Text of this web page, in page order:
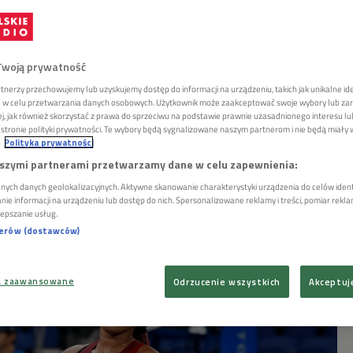
dołączyła do Świątek.
Japonki w trzeciej
rankingu tenisistek i wielka nadzieja gospodarzy
w trzeciej rundze turnieju olimpijskiego w Tokio.
Marketą Vondrousovą 1:6, 4:6.
prywatność
przechowujemy lub uzyskujemy dostęp do informacji na urządzeniu, takich jak unikalne
celu przetwarzania danych osobowych. Użytkownik może zaakceptować swoje wybory lub
jak również skorzystać z prawa do sprzeciwu na podstawie prawnie uzasadnionego interesu
polityki prywatności. Te wybory będą sygnalizowane naszym partnerom i nie będą miały
Polityka prywatności
partnerami przetwarzamy dane w celu zapewnienia:
danych geolokalizacyjnych. Aktywne skanowanie charakterystyki urządzenia do celów
informacji na urządzeniu lub dostęp do nich. Spersonalizowane reklamy i treści, pomiar
usług.
(dostawców)
Odrzucenie wszystkich